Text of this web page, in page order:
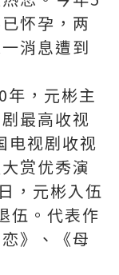
怀孕，两
消息遭到
年，元彬主
最高收视
电视剧收视
赏优秀演
，元彬入伍
伍。代表作
》、《母